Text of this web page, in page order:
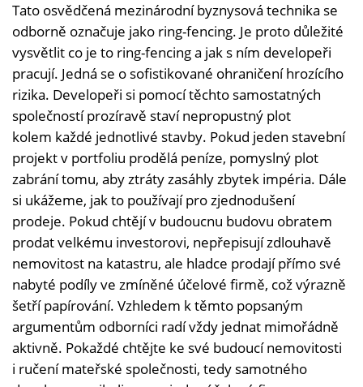
Tato osvědčená mezinárodní byznysová technika se
odborně označuje jako ring-fencing. Je proto důležité
vysvětlit co je to ring-fencing a jak s ním developeři
pracují. Jedná se o sofistikované ohraničení hrozícího
rizika. Developeři si pomocí těchto samostatných
společností prozíravě staví nepropustný plot
kolem každé jednotlivé stavby. Pokud jeden stavební
projekt v portfoliu prodělá peníze, pomyslný plot
zabrání tomu, aby ztráty zasáhly zbytek impéria. Dále
si ukážeme, jak to používají pro zjednodušení
prodeje. Pokud chtějí v budoucnu budovu obratem
prodat velkému investorovi, nepřepisují zdlouhavě
nemovitost na katastru, ale hladce prodají přímo své
nabyté podíly ve zmíněné účelové firmě, což výrazně
šetří papírování. Vzhledem k těmto popsaným
argumentům odborníci radí vždy jednat mimořádně
aktivně. Pokaždé chtějte ke své budoucí nemovitosti
i ručení mateřské společnosti, tedy samotného